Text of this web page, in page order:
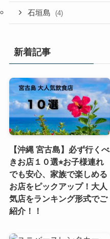
石垣島 (4)
新着記事
【沖縄 宮古島】必ず行くべ
きお店１０選⭐︎お子様連れ
でも安心、家族で楽しめる
お店をピックアップ！大人
気店をランキング形式でご
紹介！！